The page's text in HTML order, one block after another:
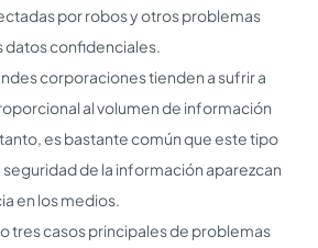
por robos y otros problemas
datos confidenciales.
corporaciones tienden a sufrir a
al volumen de información
es bastante común que este tipo
de la información aparezcan
en los medios.
tres casos principales de problemas